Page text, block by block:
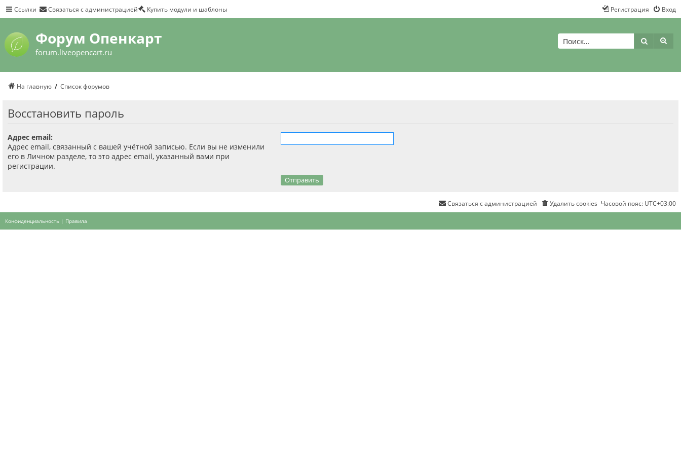
Ссылки Связаться с администрацией Купить модули и шаблоны Вход
Регистрация
Форум Опенкарт
forum.liveopencart.ru
Поиск
На главную Список форумов
Восстановить пароль
Адрес email:
Адрес email, связанный с вашей учётной записью. Если вы не изменили
его в Личном разделе, то это адрес email, указанный вами при
регистрации.
Часовой пояс: UTC+03:00
Удалить cookies
Связаться с администрацией
Конфиденциальность | Правила